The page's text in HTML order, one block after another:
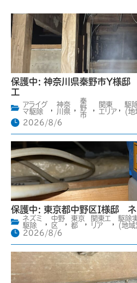
保護中: 神奈川県秦野市Y様邸
工
アライグ
マ駆除
,
神奈
川県 ,
秦
野
市
,
関東
エリア ,
駆
(地
2026/8/6
保護中: 東京都中野区I様邸 ネ
ネズミ
駆除
,
中野
区
,
東京
都
,
関東エ
リア
,
駆除
(地域
2026/8/6